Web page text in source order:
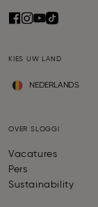
KIES UW LAND
NEDERLANDS
OVER SLOGGI
Vacatures
Pers
Sustainability